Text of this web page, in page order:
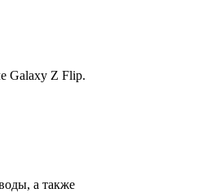
Galaxy Z Flip.
а также